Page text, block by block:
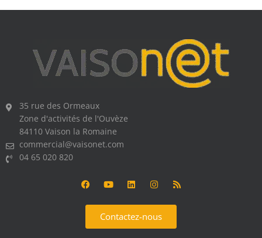
35 rue des Ormeaux
Zone d'activités de l'Ouvèze
84110 Vaison la Romaine
commercial@vaisonet.com
04 65 020 820
Contactez-nous